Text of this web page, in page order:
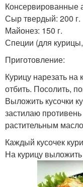
Консервированные
Сыр твердый: 200 г.
Майонез: 150 г.
Специи (для
Приготовление:
Курицу нарезать на
отбить. Посолить,
Выложить кусочки
застилаю
растительным
Каждый кусочек
На курицу